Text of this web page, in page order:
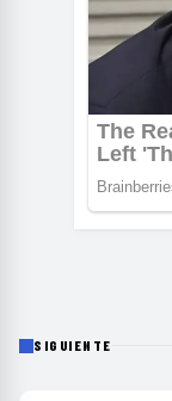
SIGUIENTE